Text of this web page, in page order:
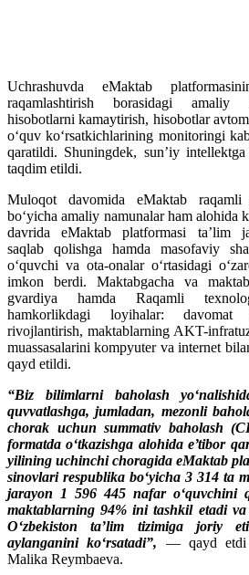
Uchrashuvda eMaktab
raqamlashtirish borasidagi amaliy
hisobotlarni kamaytirish, hisobotlar
o‘quv ko‘rsatkichlarining monitoringi
qaratildi. Shuningdek, sun’iy
taqdim etildi.
Muloqot davomida eMaktab
bo‘yicha amaliy namunalar ham alohida
davrida eMaktab platformasi ta’lim
saqlab qolishga hamda masofaviy
o‘quvchi va ota-onalar o‘rtasidagi
imkon berdi. Maktabgacha va
gvardiya hamda Raqamli
hamkorlikdagi loyihalar: davomat
rivojlantirish, maktablarning AKT-
muassasalarini kompyuter va internet
qayd etildi.
“Biz bilimlarni baholash
quvvatlashga, jumladan, mezonli
chorak uchun summativ baholash
formatda o‘tkazishga alohida e’tibor
yilining uchinchi choragida eMaktab
sinovlari respublika bo‘yicha 3 314 ta
jarayon 1 596 445 nafar o‘quvchini
maktablarning 94% ini tashkil etadi
O‘zbekiston ta’lim tizimiga joriy
aylanganini ko‘rsatadi”, — qayd etdi
Malika Reymbaeva.